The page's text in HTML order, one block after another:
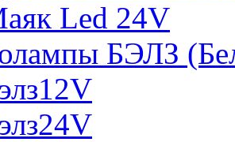
Led 24V
БЭЛЗ